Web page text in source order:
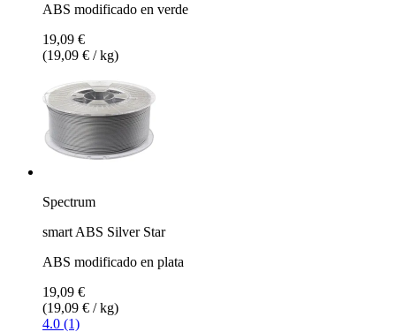
ABS modificado en verde
19,09 €
(19,09 € / kg)
Spectrum
smart ABS Silver Star
ABS modificado en plata
19,09 €
(19,09 € / kg)
4.0 (1)